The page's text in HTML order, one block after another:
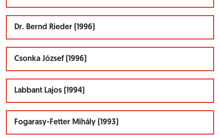
Dr. Bernd Rieder (1996)
Csonka József (1996)
Labbant Lajos (1994)
Fogarasy-Fetter Mihály (1993)